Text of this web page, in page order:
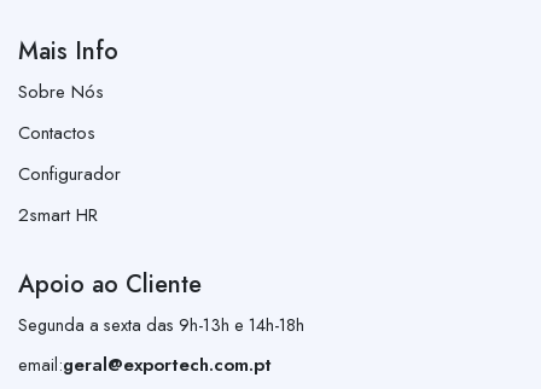
Mais Info
Sobre Nós
Contactos
Configurador
2smart HR
Apoio ao Cliente
Segunda a sexta das 9h-13h e 14h-18h
email:geral@exportech.com.pt